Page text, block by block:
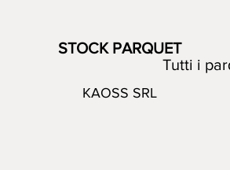
Tutti i
STOCK PARQUET
KAOSS SRL